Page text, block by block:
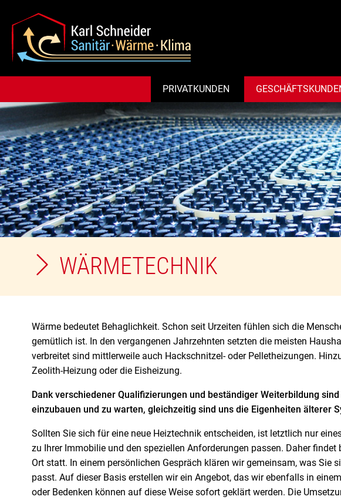
PRIVATKUNDEN
WÄRMETECHNIK
Wärme bedeutet Behaglichkeit. Schon seit Urzeiten fühlen sich die
gemütlich ist. In den vergangenen Jahrzehnten setzten die meisten
verbreitet sind mittlerweile auch Hackschnitzel- oder Pelletheizungen.
Zeolith-Heizung oder die Eisheizung.
Dank verschiedener Qualifizierungen und beständiger Weiterbildung
einzubauen und zu warten, gleichzeitig sind uns die Eigenheiten älterer
Sollten Sie sich für eine neue Heiztechnik entscheiden, ist letztlich nur
zu Ihrer Immobilie und den speziellen Anforderungen passen. Daher findet
Ort statt. In einem persönlichen Gespräch klären wir gemeinsam, was Sie
passt. Auf dieser Basis erstellen wir ein Angebot, das wir ebenfalls in
oder Bedenken können auf diese Weise sofort geklärt werden. Die